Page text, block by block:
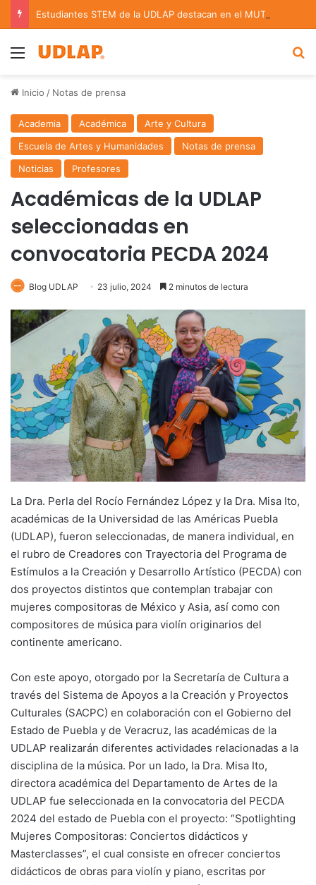
Menu
Inicio / Notas de prensa
Academia Académica
Arte y Cultura
Escuela de Artes y Humanidades
Notas de prensa
Noticias
Profesores
Académicas de la UDLAP
seleccionadas en
convocatoria PECDA 2024
Blog UDLAP 23 julio, 2024 2 minutos de lectura
La Dra. Perla del Rocío Fernández López y la Dra. Misa Ito,
académicas de la Universidad de las Américas Puebla
(UDLAP), fueron seleccionadas, de manera individual, en
el rubro de Creadores con Trayectoria del Programa de
Estímulos a la Creación y Desarrollo Artístico (PECDA) con
dos proyectos distintos que contemplan trabajar con
mujeres compositoras de México y Asia, así como con
compositores de música para violín originarios del
continente americano.
Con este apoyo, otorgado por la Secretaría de Cultura a
través del Sistema de Apoyos a la Creación y Proyectos
Culturales (SACPC) en colaboración con el Gobierno del
Estado de Puebla y de Veracruz, las académicas de la
UDLAP realizarán diferentes actividades relacionadas a la
disciplina de la música. Por un lado, la Dra. Misa Ito,
directora académica del Departamento de Artes de la
UDLAP fue seleccionada en la convocatoria del PECDA
2024 del estado de Puebla con el proyecto: “Spotlighting
Mujeres Compositoras: Conciertos didácticos y
Masterclasses”, el cual consiste en ofrecer conciertos
didácticos de obras para violín y piano, escritas por